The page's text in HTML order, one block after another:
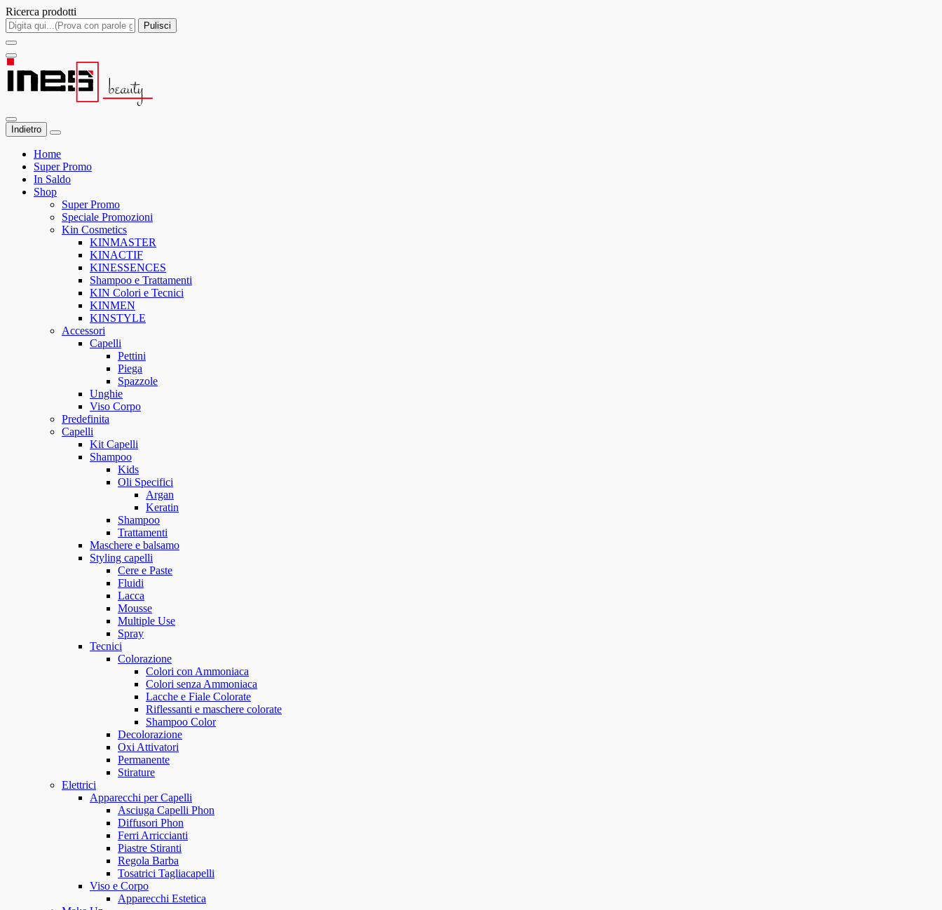
Ricerca prodotti
Pulisci
Indietro
Home
Super Promo
In Saldo
Shop
Super Promo
Speciale Promozioni
Kin Cosmetics
KINMASTER
KINACTIF
KINESSENCES
Shampoo e Trattamenti
KIN Colori e Tecnici
KINMEN
KINSTYLE
Accessori
Capelli
Pettini
Piega
Spazzole
Unghie
Viso Corpo
Predefinita
Capelli
Kit Capelli
Shampoo
Kids
Oli Specifici
Argan
Keratin
Shampoo
Trattamenti
Maschere e balsamo
Styling capelli
Cere e Paste
Fluidi
Lacca
Mousse
Multiple Use
Spray
Tecnici
Colorazione
Colori con Ammoniaca
Colori senza Ammoniaca
Lacche e Fiale Colorate
Riflessanti e maschere colorate
Shampoo Color
Decolorazione
Oxi Attivatori
Permanente
Stirature
Elettrici
Apparecchi per Capelli
Asciuga Capelli Phon
Diffusori Phon
Ferri Arriccianti
Piastre Stiranti
Regola Barba
Tosatrici Tagliacapelli
Viso e Corpo
Apparecchi Estetica